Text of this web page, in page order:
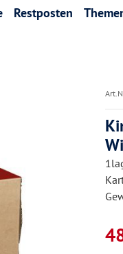
Restposten